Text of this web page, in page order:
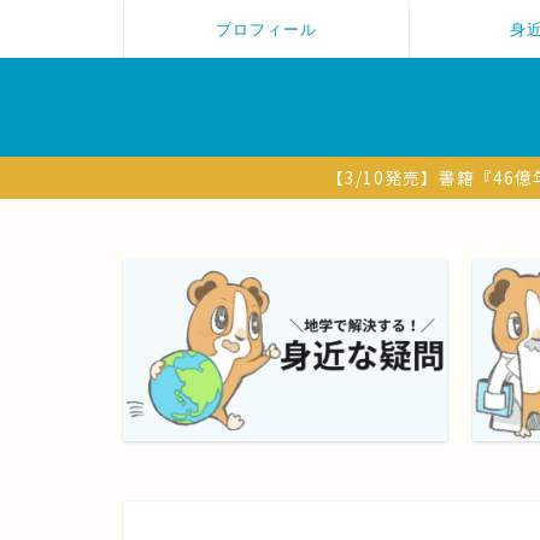
プロフィール 身
【3/10発売】書籍『46